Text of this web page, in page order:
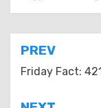
PREV
Friday Fact: